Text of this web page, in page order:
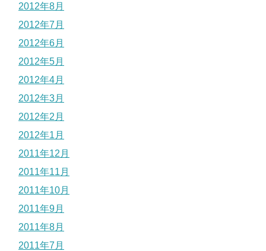
2012年8月
2012年7月
2012年6月
2012年5月
2012年4月
2012年3月
2012年2月
2012年1月
2011年12月
2011年11月
2011年10月
2011年9月
2011年8月
2011年7月